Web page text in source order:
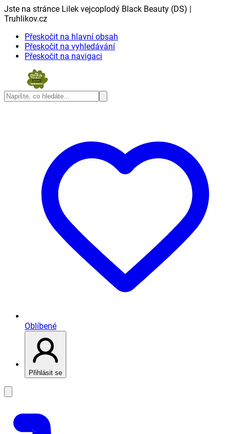
Jste na stránce Lilek vejcoplodý Black Beauty (DS) |
Truhlikov.cz
Přeskočit na hlavní obsah
Přeskočit na vyhledávání
Přeskočit na navigaci
Oblíbené
Přihlásit se